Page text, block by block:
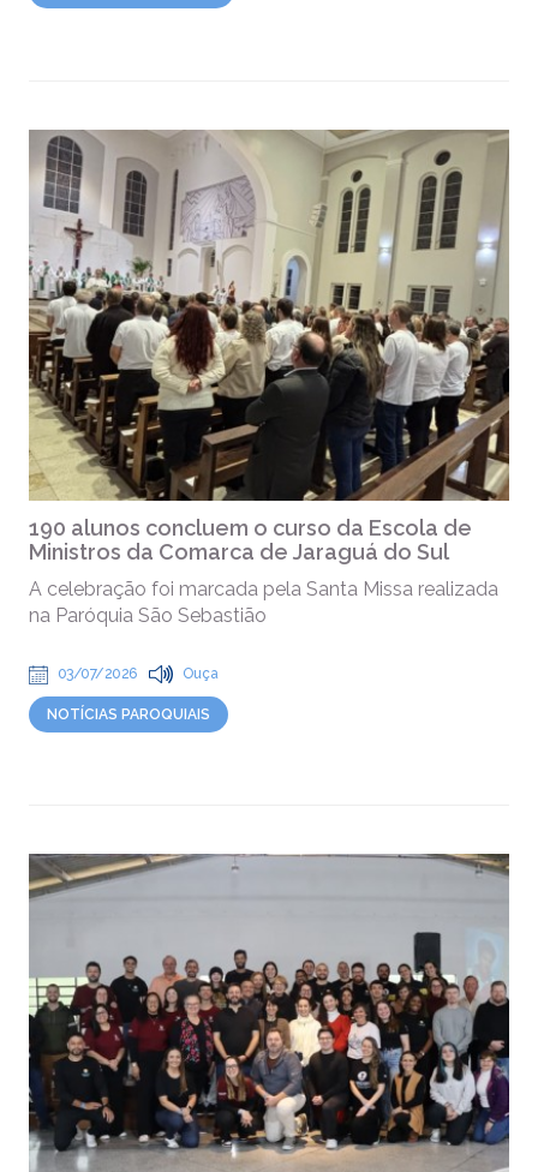
190 alunos concluem o curso da Escola de
Ministros da Comarca de Jaraguá do Sul
A celebração foi marcada pela Santa Missa realizada
na Paróquia São Sebastião
03/07/2026 Ouça
NOTÍCIAS PAROQUIAIS